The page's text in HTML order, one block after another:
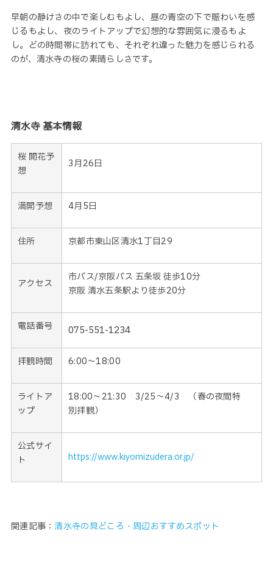
早朝の静けさの中で楽しむもよし、昼の青空の下で賑わいを感
じるもよし、夜のライトアップで幻想的な雰囲気に浸るもよ
し。どの時間帯に訪れても、それぞれ違った魅力を感じられる
のが、清水寺の桜の素晴らしさです。
清水寺 基本情報
桜 開花予
想
3月26日
満開予想 4月5日
住所 京都市東山区清水1丁目29
アクセス
市バス/京阪バス 五条坂 徒歩10分
京阪 清水五条駅より徒歩20分
電話番号 075-551-1234
拝観時間 6:00〜18:00
ライトア
ップ
18:00〜21:30 3/25〜4/3 （春の夜間特
別拝観）
公式サイ
ト
https://www.kiyomizudera.or.jp/
関連記事：清水寺の見どころ・周辺おすすめスポット